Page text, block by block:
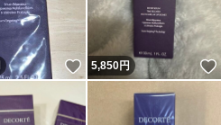
いいね！
5,850円